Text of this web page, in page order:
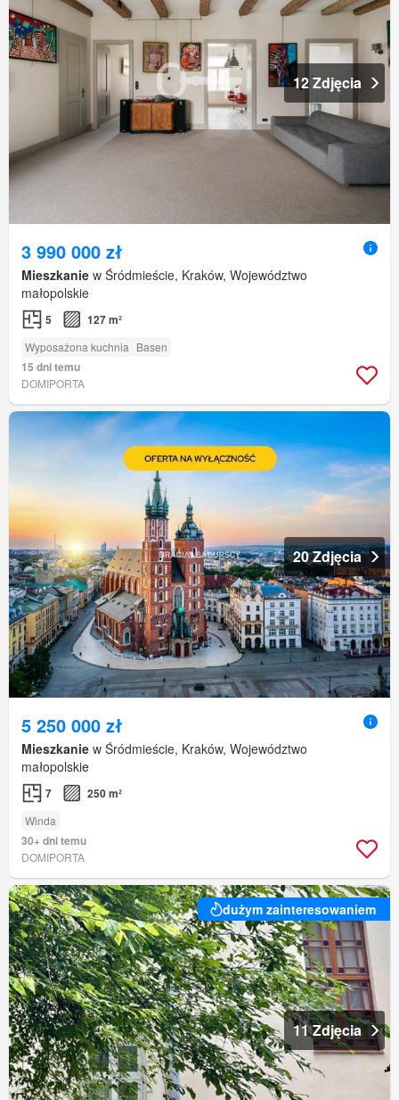
12 Zdjęcia
3 990 000 zł
Mieszkanie w Śródmieście, Kraków, Województwo
małopolskie
5 127 m²
Wyposażona kuchnia Basen
15 dni temu
DOMIPORTA
20 Zdjęcia
5 250 000 zł
Mieszkanie w Śródmieście, Kraków, Województwo
małopolskie
7 250 m²
Winda
30+ dni temu
DOMIPORTA
dużym zainteresowaniem
11 Zdjęcia